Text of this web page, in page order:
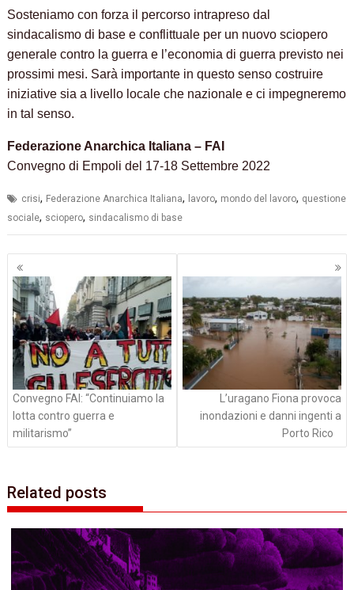
Sosteniamo con forza il percorso intrapreso dal
sindacalismo di base e conflittuale per un nuovo sciopero
generale contro la guerra e l’economia di guerra previsto nei
prossimi mesi. Sarà importante in questo senso costruire
iniziative sia a livello locale che nazionale e ci impegneremo
in tal senso.
Federazione Anarchica Italiana – FAI
Convegno di Empoli del 17-18 Settembre 2022
crisi, Federazione Anarchica Italiana, lavoro, mondo del lavoro, questione
sociale, sciopero, sindacalismo di base
Navigazione
articoli
Convegno FAI: “Continuiamo la
lotta contro guerra e
militarismo”
L’uragano Fiona provoca
inondazioni e danni ingenti a
Porto Rico
Related posts